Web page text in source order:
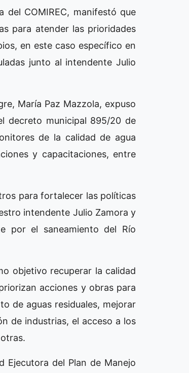
del COMIREC, manifestó que
para atender las prioridades
en este caso específico en
junto al intendente Julio
María Paz Mazzola, expuso
decreto municipal 895/20 de
de la calidad de agua
y capacitaciones, entre
para fortalecer las políticas
intendente Julio Zamora y
por el saneamiento del Río
objetivo recuperar la calidad
acciones y obras para
de aguas residuales, mejorar
de industrias, el acceso a los
Ejecutora del Plan de Manejo